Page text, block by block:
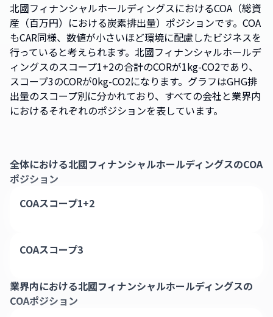
北國フィナンシャルホールディングスにおけるCOA（総資
産（百万円）における炭素排出量）ポジションです。COA
もCAR同様、数値が小さいほど環境に配慮したビジネスを
行っていると考えられます。北國フィナンシャルホールデ
ィングスのスコープ1+2の合計のCORが1kg-CO2であり、
スコープ3のCORが0kg-CO2になります。グラフはGHG排
出量のスコープ別に分かれており、すべての会社と業界内
におけるそれぞれのポジションを表しています。
全体における北國フィナンシャルホールディングスのCOA
ポジション
COAスコープ1+2
COAスコープ3
業界内における北國フィナンシャルホールディングスの
COAポジション